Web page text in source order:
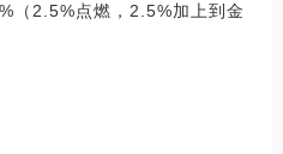
（2.5%点燃，2.5%加上到金